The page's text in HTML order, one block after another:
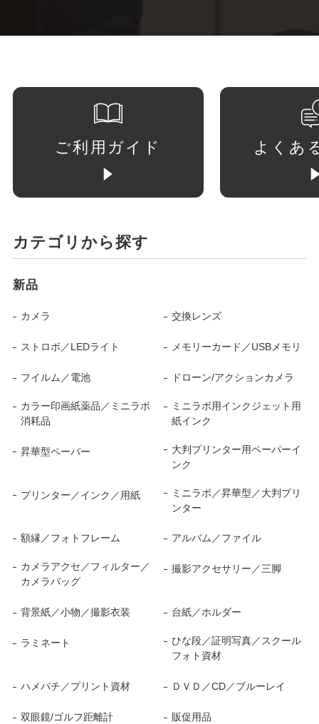
ご利用ガイド よくあ
カテゴリから探す
新品
カメラ 交換レンズ
ストロボ／LEDライト メモリーカード／USBメモリ
フイルム／電池 ドローン/アクションカメラ
カラー印画紙薬品／ミニラボ
消耗品
ミニラボ用インクジェット用
紙インク
昇華型ペーパー
大判プリンター用ペーパーイ
ンク
プリンター／インク／用紙
ミニラボ／昇華型／大判プリ
ンター
額縁／フォトフレーム アルバム／ファイル
カメラアクセ／フィルター／
カメラバッグ
撮影アクセサリー／三脚
背景紙／小物／撮影衣装 台紙／ホルダー
ラミネート
ひな段／証明写真／スクール
フォト資材
ハメパチ／プリント資材 ＤＶＤ／CD／ブルーレイ
双眼鏡/ゴルフ距離計 販促用品